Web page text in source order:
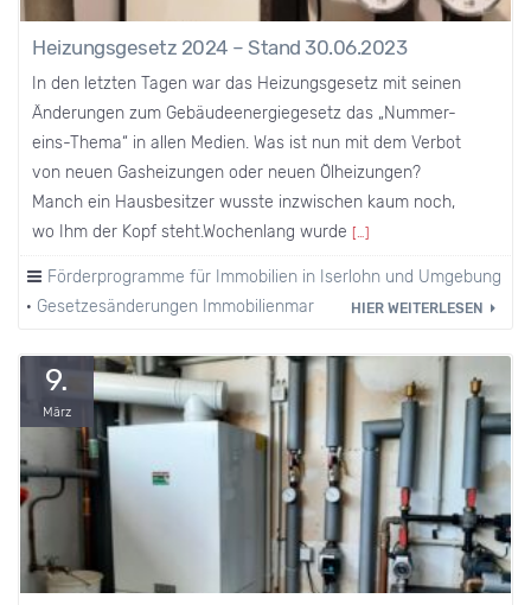
Heizungsgesetz 2024 – Stand 30.06.2023
In den letzten Tagen war das Heizungsgesetz mit seinen
Änderungen zum Gebäudeenergiegesetz das „Nummer-
eins-Thema“ in allen Medien. Was ist nun mit dem Verbot
von neuen Gasheizungen oder neuen Ölheizungen?
Manch ein Hausbesitzer wusste inzwischen kaum noch,
wo Ihm der Kopf steht.Wochenlang wurde […]
Förderprogramme für Immobilien in Iserlohn und Umgebung
· Gesetzesänderungen Immobilienmarkt Heizkosten
HIER WEITERLESEN
9.
März